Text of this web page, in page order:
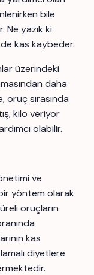
bile
Ne yazık ki
kas kaybeder.
üzerindeki
daha
oruç sırasında
kilo veriyor
olabilir.
ve
yöntem olarak
oruçların
kas
diyetlere